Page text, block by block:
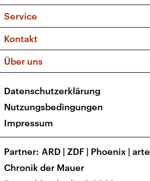
Sendungen und Podcasts
Musikliste
Kakadu – Das Kinderprogramm
Frequenzen (UKW + DAB+)
Service
FAQ
Apps
Newsletter
Kontakt
Social Media
Über uns
Presse
Karriere
Transparenz
Datenschutzerklärung
Nutzungsbedingungen
Impressum
Partner ARD | ZDF | Phoenix | arte
Chronik der Mauer